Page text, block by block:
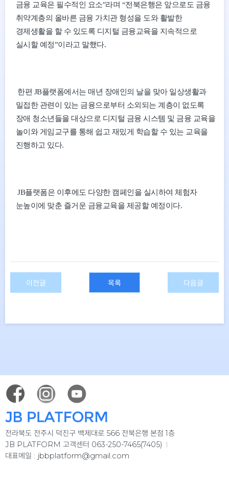
금융 교육은 필수적인 요소"라며 “전북은행은 앞으로도 금융
취약계층의 올바른 금융 가치관 형성을 도와 활발한
경제생활을 할 수 있도록 디지털 금융교육을 지속적으로
실시할 예정”이라고 말했다.
한편 JB플랫폼에서는 매년 장애인의 날을 맞아 일상생활과
밀접한 관련이 있는 금융으로부터 소외되는 계층이 없도록
장애 청소년들을 대상으로 디지털 금융 시스템 및 금융 교육을
놀이와 게임교구를 통해 쉽고 재밌게 학습할 수 있는 교육을
진행하고 있다.
JB플랫폼은 이후에도 다양한 캠페인을 실시하여 체험자
눈높이에 맞춘 즐거운 금융교육을 제공할 예정이다.
이전글 다음글
목록
전라북도 전주시 덕진구 백제대로 566 전북은행 본점 1층
JB PLATFORM 고객센터 063-250-7465(7405)
대표메일 : jbbplatform@gmail.com